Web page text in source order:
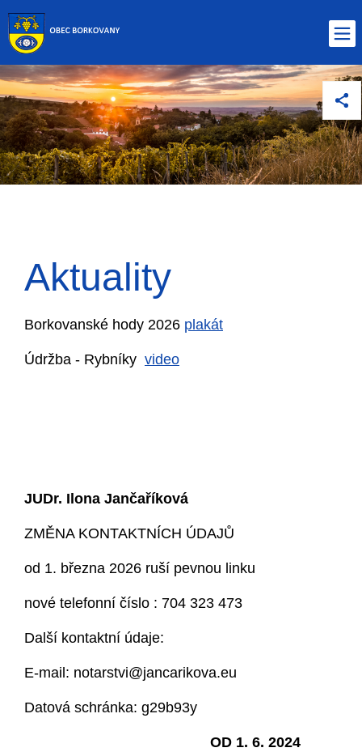
Aktuality
Borkovanské hody 2026 plakát
Údržba - Rybníky video
JUDr. Ilona Jančaříková
ZMĚNA KONTAKTNÍCH ÚDAJŮ
od 1. března 2026 ruší pevnou linku
nové telefonní číslo : 704 323 473
Další kontaktní údaje:
E-mail: notarstvi@jancarikova.eu
Datová schránka: g29b93y
OD 1. 6. 2024